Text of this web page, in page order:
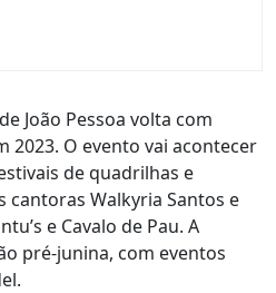
João Pessoa volta com
O evento vai acontecer
de quadrilhas e
cantoras Walkyria Santos e
e Cavalo de Pau. A
pré-junina, com eventos